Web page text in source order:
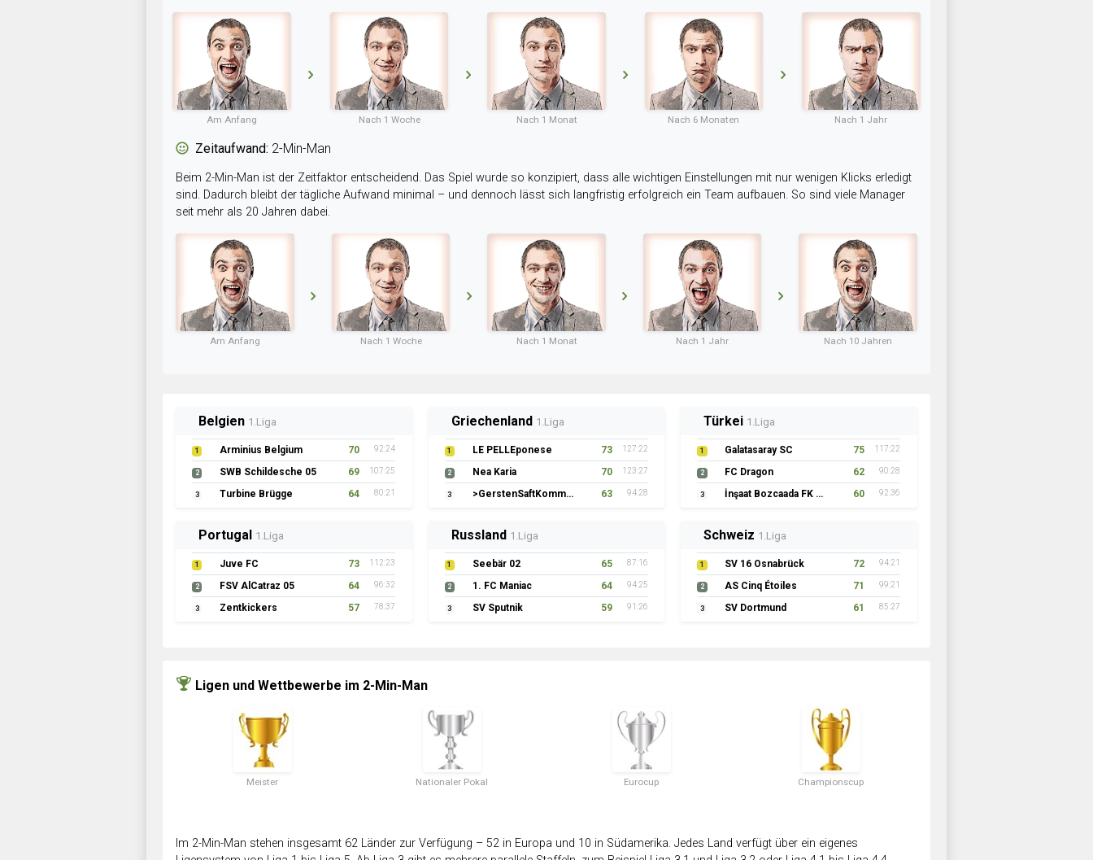
Am Anfang Nach 1 Woche Nach 1 Monat Nach 6 Monaten Nach 1 Jahr
Zeitaufwand: 2-Min-Man
Beim 2-Min-Man ist der Zeitfaktor entscheidend. Das Spiel wurde so konzipiert, dass alle wichtigen Einstellungen mit nur wenigen Klicks erledigt
sind. Dadurch bleibt der tägliche Aufwand minimal – und dennoch lässt sich langfristig erfolgreich ein Team aufbauen. So sind viele Manager
seit mehr als 20 Jahren dabei.
Am Anfang Nach 1 Woche Nach 1 Monat Nach 1 Jahr Nach 10 Jahren
Belgien 1.Liga
1 Arminius Belgium 70 92:24
2 SWB Schildesche 05 69 107:25
3 Turbine Brügge 64 80:21
Griechenland 1.Liga
1 LE PELLEponese 73 127:22
2 Nea Karia 70 123:27
3 >GerstenSaftKommando 63 94:28
Türkei 1.Liga
1 Galatasaray SC 75 117:22
2 FC Dragon 62 90:28
3 İnşaat Bozcaada FK 1957 60 92:36
Portugal 1.Liga
1 Juve FC 73 112:23
2 FSV AlCatraz 05 64 96:32
3 Zentkickers 57 78:37
Russland 1.Liga
1 Seebär 02 65 87:16
2 1. FC Maniac 64 94:25
3 SV Sputnik 59 91:26
Schweiz 1.Liga
1 SV 16 Osnabrück 72 94:21
2 AS Cinq Étoiles 71 99:21
3 SV Dortmund 61 85:27
Ligen und Wettbewerbe im 2-Min-Man
Meister Nationaler Pokal Eurocup Championscup
Im 2-Min-Man stehen insgesamt 62 Länder zur Verfügung – 52 in Europa und 10 in Südamerika. Jedes Land verfügt über ein eigenes